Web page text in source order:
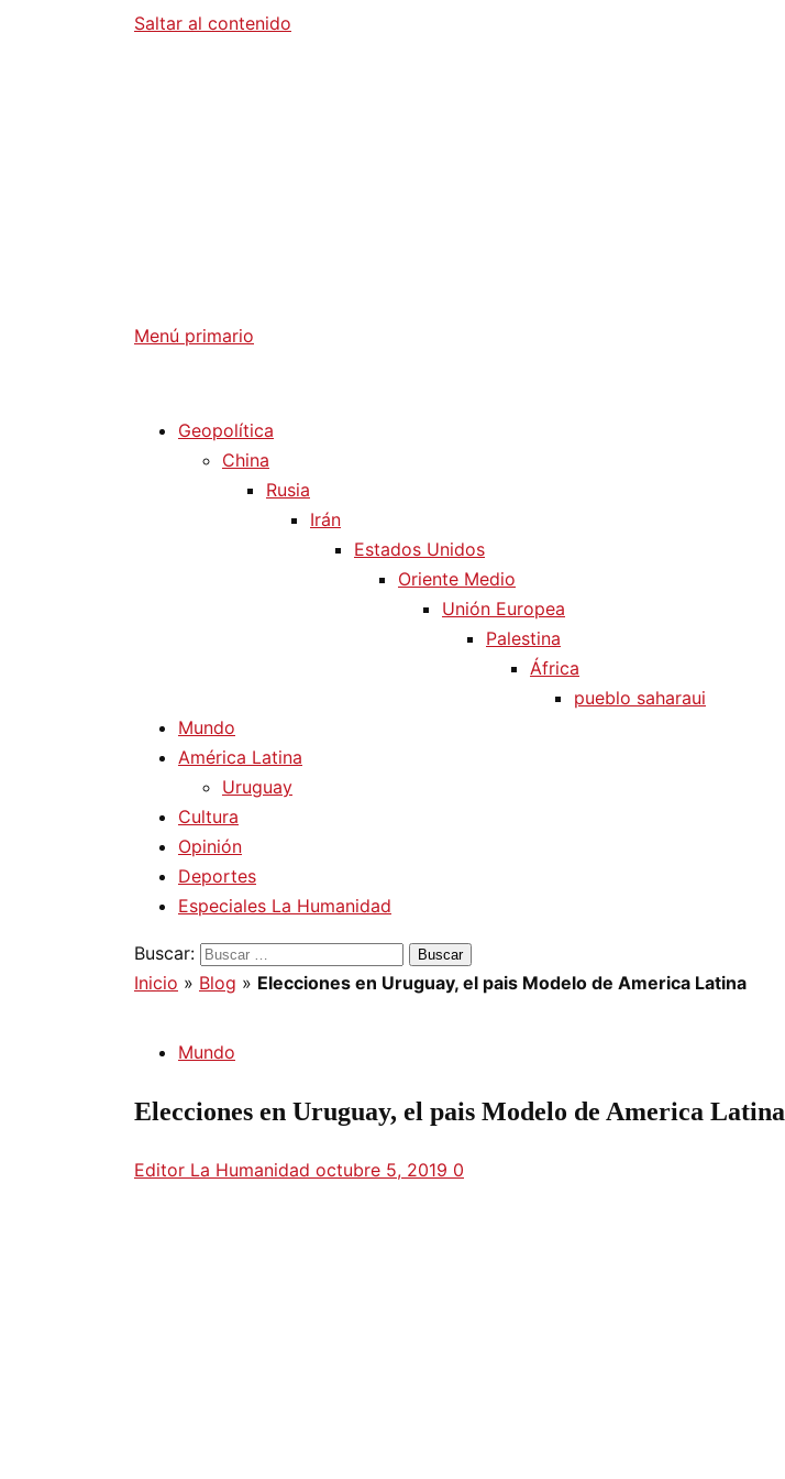
Saltar al contenido
Menú primario
Geopolítica
China
Rusia
Irán
Estados Unidos
Oriente Medio
Unión Europea
Palestina
África
pueblo saharaui
Mundo
América Latina
Uruguay
Cultura
Opinión
Deportes
Especiales La Humanidad
Buscar:
Inicio » Blog » Elecciones en Uruguay, el pais Modelo de America Latina
Mundo
Elecciones en Uruguay, el pais Modelo de America Latina
Editor La Humanidad octubre 5, 2019 0